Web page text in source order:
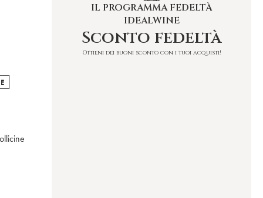
IL PROGRAMMA FEDELTÀ
IDEALWINE
Sconto fedeltà
Ottieni dei buoni sconto con i tuoi acquisti!